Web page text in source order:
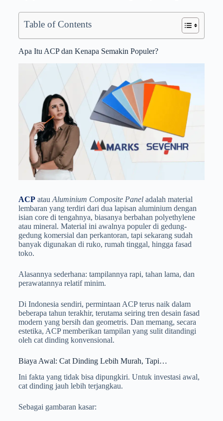
Table of Contents
Apa Itu ACP dan Kenapa Semakin Populer?
ACPatau Aluminium Composite Paneladalah material
lembaran yang terdiri dari dua lapisan aluminium dengan
isian core di tengahnya, biasanya berbahan polyethylene
atau mineral. Material ini awalnya populer di gedung-
gedung komersial dan perkantoran, tapi sekarang sudah
banyak digunakan di ruko, rumah tinggal, hingga fasad
toko.
Alasannya sederhana: tampilannya rapi, tahan lama, dan
perawatannya relatif minim.
Di Indonesia sendiri, permintaan ACP terus naik dalam
beberapa tahun terakhir, terutama seiring tren desain fasad
modern yang bersih dan geometris. Dan memang, secara
estetika, ACP memberikan tampilan yang sulit ditandingi
oleh cat dinding konvensional.
Biaya Awal: Cat Dinding Lebih Murah, Tapi…
Ini fakta yang tidak bisa dipungkiri. Untuk investasi awal,
cat dinding jauh lebih terjangkau.
Sebagai gambaran kasar: